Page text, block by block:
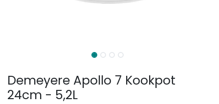
Demeyere Apollo 7 Kookpot
24cm - 5,2L